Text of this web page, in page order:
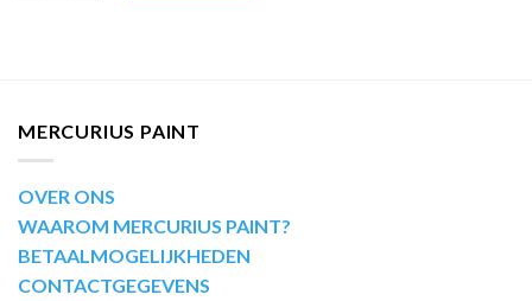
MERCURIUS PAINT
OVER ONS
WAAROM MERCURIUS PAINT?
BETAALMOGELIJKHEDEN
CONTACTGEGEVENS